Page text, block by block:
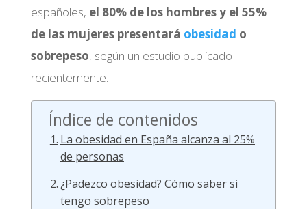
españoles, el 80% de los hombres y el 55%
de las mujeres presentará obesidad o
sobrepeso, según un estudio publicado
recientemente.
Índice de contenidos
La obesidad en España alcanza al 25%
de personas
¿Padezco obesidad? Cómo saber si
tengo sobrepeso